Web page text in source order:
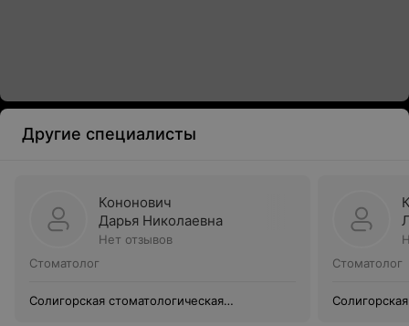
Другие специалисты
Кононович
Дарья Николаевна
Нет отзывов
Стоматолог
Солигорская стоматологическая
Стоматолог